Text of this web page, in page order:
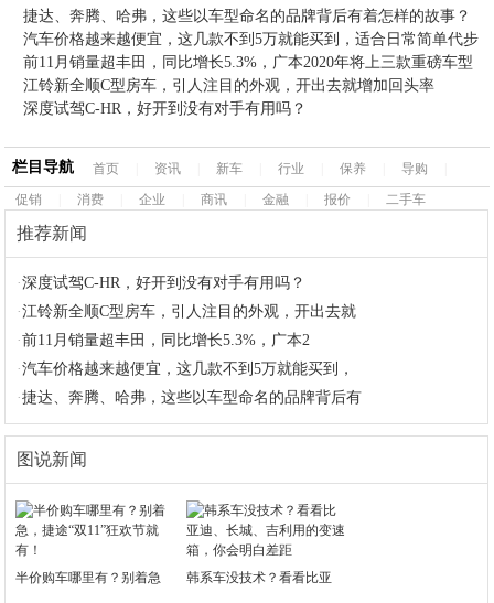
捷达、奔腾、哈弗，这些以车型命名的品牌背后有着怎样的故事？
汽车价格越来越便宜，这几款不到5万就能买到，适合日常简单代步
前11月销量超丰田，同比增长5.3%，广本2020年将上三款重磅车型
江铃新全顺C型房车，引人注目的外观，开出去就增加回头率
深度试驾C-HR，好开到没有对手有用吗？
栏目导航 首页 资讯 新车 行业 保养 导购
促销
消费 企业 商讯 金融 报价 二手车
推荐新闻
·深度试驾C-HR，好开到没有对手有用吗？
·江铃新全顺C型房车，引人注目的外观，开出去就
·前11月销量超丰田，同比增长5.3%，广本2
·汽车价格越来越便宜，这几款不到5万就能买到，
·捷达、奔腾、哈弗，这些以车型命名的品牌背后有
图说新闻
半价购车哪里有？别着急 韩系车没技术？看看比亚